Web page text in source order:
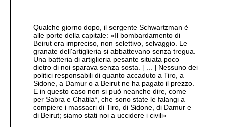
Qualche giorno dopo, il sergente Schwartzman è
alle porte della capitale: «Il bombardamento di
Beirut era impreciso, non selettivo, selvaggio. Le
granate dell'artiglieria si abbattevano senza tregua.
Una batteria di artiglieria pesante situata poco
dietro di noi sparava senza sosta. [ ... ] Nessuno dei
politici responsabili di quanto accaduto a Tiro, a
Sidone, a Damur o a Beirut ne ha pagato il prezzo.
E in questo caso non si può neanche dire, come
per Sabra e Chatila*, che sono state le falangi a
compiere i massacri di Tiro, di Sidone, di Damur e
di Beirut; siamo stati noi a uccidere i civili»